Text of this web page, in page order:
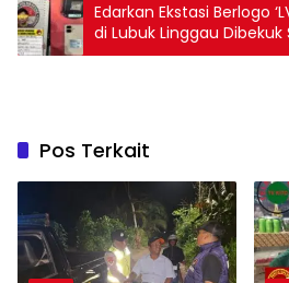
Edarkan Ekstasi Berlogo
di Lubuk Linggau
Pos Terkait